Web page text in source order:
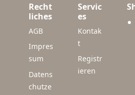
Recht
liches
AGB
Impres
sum
Datens
chutze
Servic
es
Kontak
t
Registr
ieren